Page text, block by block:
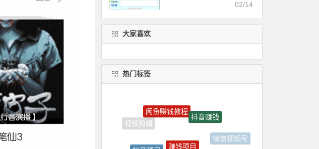
02/14
大家喜欢
热门标签
微信视频号
赚钱项目
游戏